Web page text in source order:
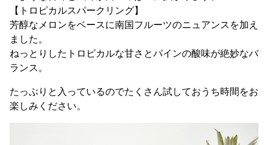
【トロピカルスパークリング】
芳醇なメロンをベースに南国フルーツのニュアンスを加え
ました。
ねっとりしたトロピカルな甘さとパインの酸味が絶妙なバ
ランス。
たっぷりと入っているのでたくさん試しておうち時間をお
楽しみください。